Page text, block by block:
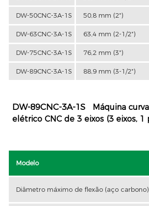
DW-50CNC-3A-1S 50,8 mm (2″)
DW-63CNC-3A-1S 63,4 mm (2-1/2″)
DW-75CNC-3A-1S 76,2 mm (3″)
DW-89CNC-3A-1S 88,9 mm (3-1/2″)
DW-89CNC-3A-1S
Máquina
elétrico CNC de 3 eixos (3 eixos, 1
Modelo
Diâmetro máximo de flexão (aço carbono)